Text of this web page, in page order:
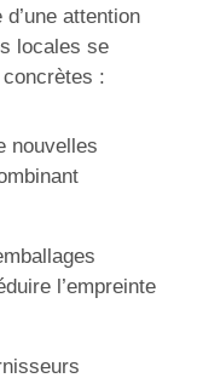
attention
locales se
:
nouvelles
l’empreinte